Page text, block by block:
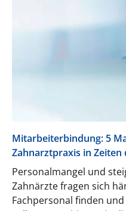
Mitarbeiterbindung: 5
Zahnarztpraxis in Zeiten
Personalmangel und
Zahnärzte fragen sich
Fachpersonal finden